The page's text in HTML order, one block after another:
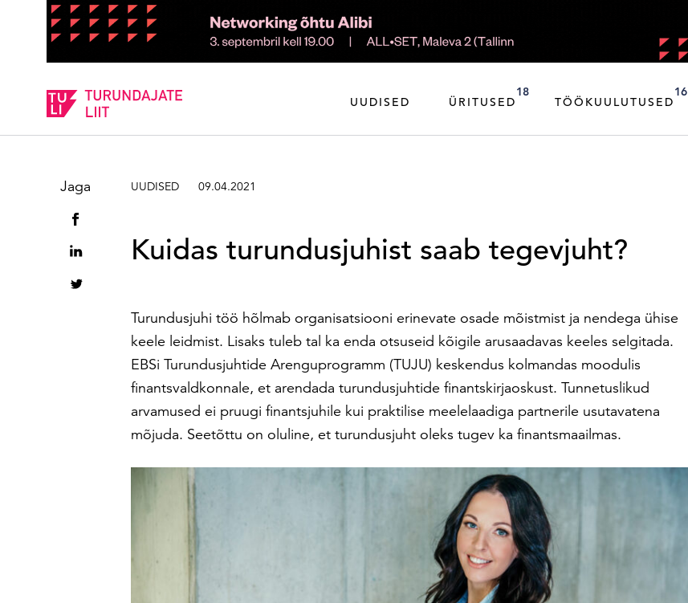
UUDISED ÜRITUSED
18
TÖÖKUULUTUSED
16
Sisesta märksõna
UUDISED 09.04.2021
Kuidas turundusjuhist saab tegevjuht?
Turundusjuhi töö hõlmab organisatsiooni erinevate osade mõistmist ja nendega ühise
keele leidmist. Lisaks tuleb tal ka enda otsuseid kõigile arusaadavas keeles selgitada.
EBSi Turundusjuhtide Arenguprogramm (TUJU) keskendus kolmandas moodulis
finantsvaldkonnale, et arendada turundusjuhtide finantskirjaoskust. Tunnetuslikud
arvamused ei pruugi finantsjuhile kui praktilise meelelaadiga partnerile usutavatena
mõjuda. Seetõttu on oluline, et turundusjuht oleks tugev ka finantsmaailmas.
Jaga